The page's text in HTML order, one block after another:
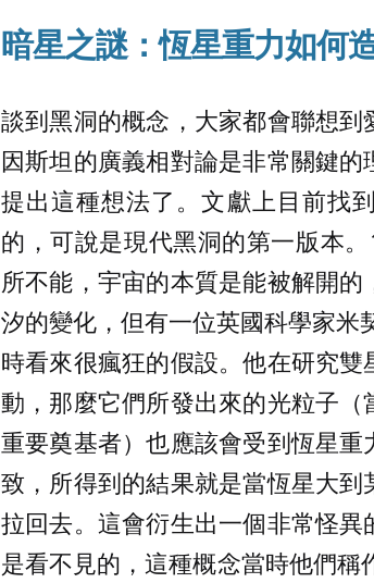
暗星之謎：恆星重力如何
談到黑洞的概念，大家都會聯想
因斯坦的廣義相對論是非常關鍵
提出這種想法了。文獻上目前找
的，可說是現代黑洞的第一版本
所不能，宇宙的本質是能被解開
汐的變化，但有一位英國科學家
時看來很瘋狂的假設。他在研究
動，那麼它們所發出來的光粒子
重要奠基者）也應該會受到恆星
致，所得到的結果就是當恆星大
拉回去。這會衍生出一個非常怪
是看不見的，這種概念當時他們